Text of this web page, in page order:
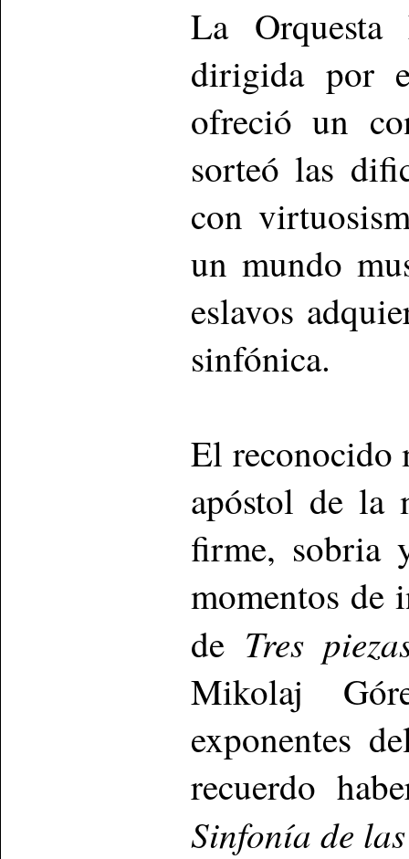
La Orquesta
dirigida por
ofreció un
sorteó las
con
un mundo
eslavos
sinfónica.
El reconocido
apóstol de la
firme, sobria
momentos de
de Tres
Mikolaj
exponentes
recuerdo
Sinfonía de